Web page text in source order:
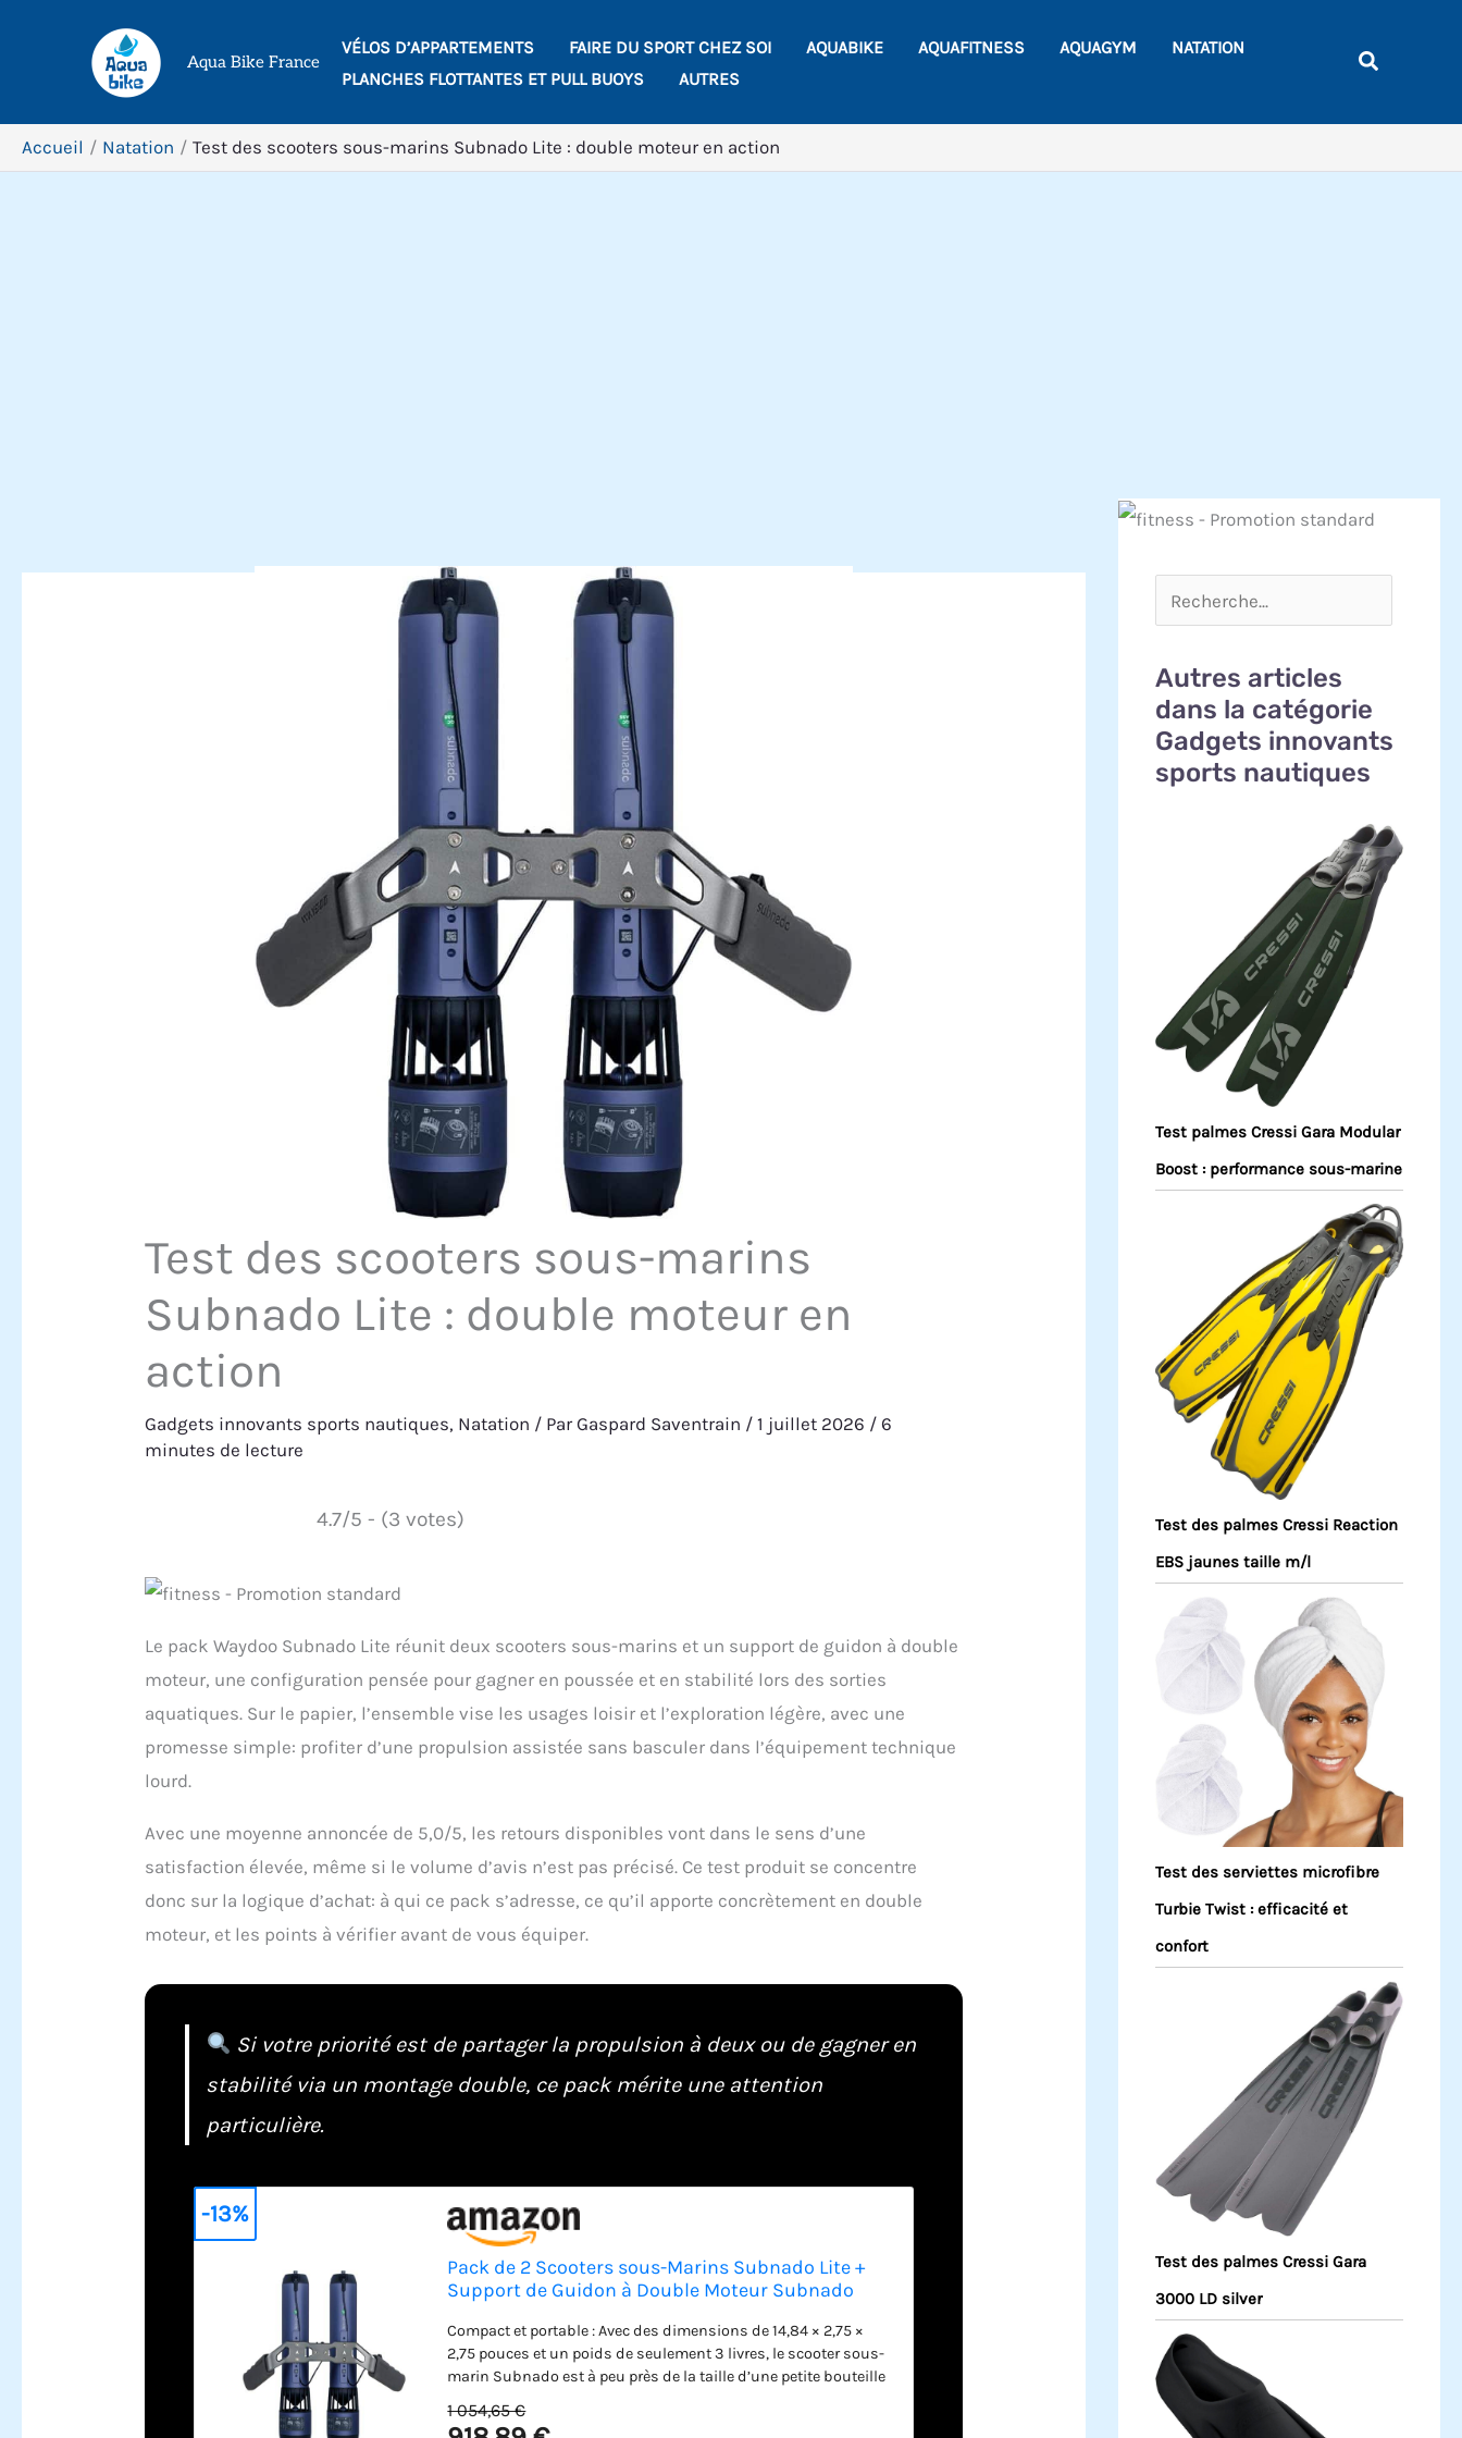
Aqua Bike France
VÉLOS D’APPARTEMENTS FAIRE DU SPORT CHEZ SOI AQUABIKE AQUAFITNESS AQUAGYM
NATATION
PLANCHES FLOTTANTES ET PULL BUOYS
AUTRES
Accueil Natation Test des scooters sous-marins Subnado Lite : double moteur en action
Test des scooters sous-marins
Subnado Lite : double moteur en
action
Gadgets innovants sports nautiques, Natation / ParGaspard Saventrain /1 juillet 2026 /6
minutes de lecture
4.7/5 - (3 votes)
Le pack Waydoo Subnado Lite réunit deux scooters sous-marins et un support de guidon à double
moteur, une configuration pensée pour gagner en poussée et en stabilité lors des sorties
aquatiques. Sur le papier, l’ensemble vise les usages loisir et l’exploration légère, avec une
promesse simple: profiter d’une propulsion assistée sans basculer dans l’équipement technique
lourd.
Avec une moyenne annoncée de 5,0/5, les retours disponibles vont dans le sens d’une
satisfaction élevée, même si le volume d’avis n’est pas précisé. Ce test produit se concentre
donc sur la logique d’achat: à qui ce pack s’adresse, ce qu’il apporte concrètement en double
moteur, et les points à vérifier avant de vous équiper.
Si votre priorité est de partager la propulsion à deux ou de gagner en
stabilité via un montage double, ce pack mérite une attention
particulière.
Pack de 2 Scooters sous-Marins Subnado Lite +
Support de Guidon à Double Moteur Subnado
Compact et portable : Avec des dimensions de 14,84 × 2,75 ×
2,75 pouces et un poids de seulement 3 livres, le scooter sous-
marin Subnado est à peu près de la taille d’une petite bouteille
bagage cabine grâce à sa batterie de 98 Wh approuvée pour le
1 054,65 €
-13%
Autres articles
dans la catégorie
Gadgets innovants
sports nautiques
Test palmes Cressi Gara Modular
Boost : performance sous-marine
Test des palmes Cressi Reaction
EBS jaunes taille m/l
Test des serviettes microfibre
Turbie Twist : efficacité et
confort
Test des palmes Cressi Gara
3000 LD silver